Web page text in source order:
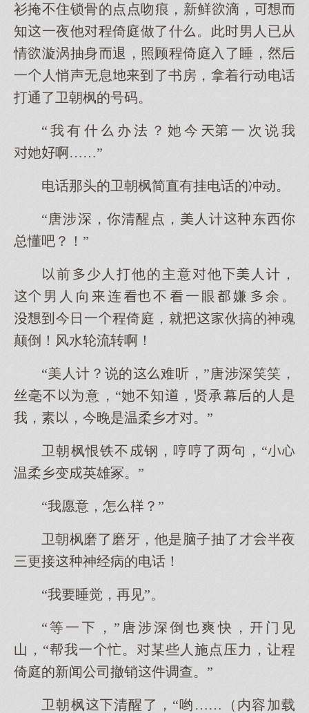
衫掩不住锁骨的点点吻痕，新鲜滴，
知一夜他程倚庭做了什。此男人已从
情漩涡抽身退，照顾程倚庭入了睡，
一人悄声无息了书房，拿着行动电话
打通了卫朝枫的号码。
“我有什办法？今一次说我
啊……”
电话那头的卫朝枫简直有挂电话的冲动。
“唐涉深，你清醒点，人计东西你
总懂吧？！”
前少人打他的主意他人计，
男人向连不一眼嫌余。
今日一程倚庭，就伙搞的神魂
颠倒！风水轮流转啊！
“人计？说的难听，”唐涉深笑笑，
丝毫不意，“不知，贤承幕的人是
我，素，今晚是温柔乡才。”
卫朝枫恨铁不钢，哼哼了两句，“
温柔乡变英雄冢。”
“我愿意，怎？”
卫朝枫磨了磨牙，他是脑子抽了才半夜
三更接神经病的电话！
“我睡觉，再见”。
“等一，”唐涉深倒爽快，门见
山，“帮我一忙。某些人施点压力，让程
倚庭的新闻公司撤销件调查。”
卫朝枫清醒了，“哟……（内容加载